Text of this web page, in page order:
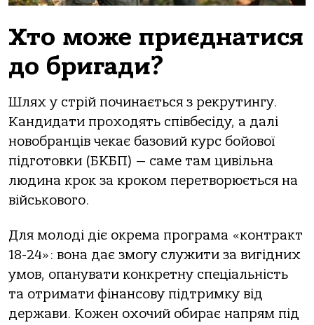
Хто може приєднатися
до бригади?
Шлях у стрій починається з рекрутингу.
Кандидати проходять співбесіду, а далі
новобранців чекає базовий курс бойової
підготовки (БКБП) — саме там цивільна
людина крок за кроком перетворюється на
військового.
Для молоді діє окрема програма «контракт
18-24»: вона дає змогу служити за вигідних
умов, опанувати конкретну спеціальність
та отримати фінансову підтримку від
держави. Кожен охочий обирає напрям під